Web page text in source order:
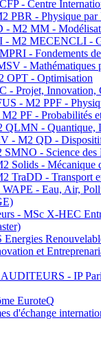
- Centre
PBR - Physique par
M2 MM -
M2 MECENCLI -
- Fondements
- Mathématiques
OPT - Optimisation
- Projet, Innovation,
- M2 PPF -
PF - Probabilités
- Quantique,
- M2 QD -
- Science des
Solids - Mécanique
TraDD - Transport
- Eau, Air,
- MSc X-HEC
et
- IP
EuroteQ
d'échange